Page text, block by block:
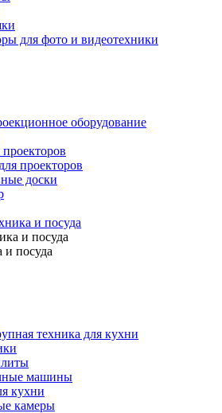
для фото и видеотехники
оборудование
проекторов
доски
и посуда
и посуда
и посуда
техника для кухни
машины
кухни
камеры